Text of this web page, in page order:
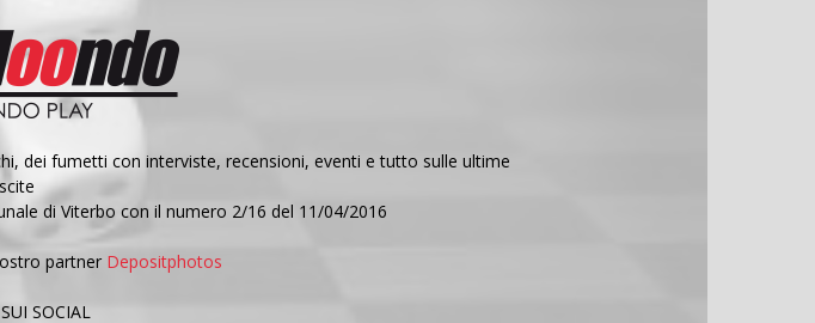
dei fumetti con interviste, recensioni, eventi e tutto sulle ultime
di Viterbo con il numero 2/16 del 11/04/2016
partner Depositphotos
SOCIAL